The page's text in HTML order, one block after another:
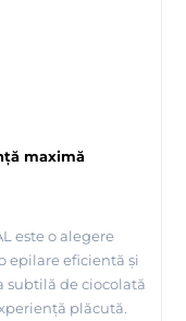
maximă
este o alegere
epilare eficientă și
subtilă de ciocolată
plăcută.